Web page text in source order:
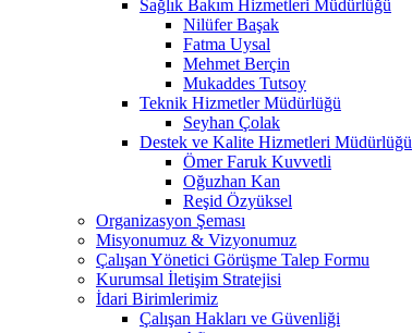
Sağlık Bakım Hizmetleri Müdürlüğü
Nilüfer Başak
Fatma Uysal
Mehmet Berçin
Mukaddes Tutsoy
Teknik Hizmetler Müdürlüğü
Seyhan Çolak
Destek ve Kalite Hizmetleri Müdürlüğü
Ömer Faruk Kuvvetli
Oğuzhan Kan
Reşid Özyüksel
Organizasyon Şeması
Misyonumuz & Vizyonumuz
Çalışan Yönetici Görüşme Talep Formu
Kurumsal İletişim Stratejisi
İdari Birimlerimiz
Çalışan Hakları ve Güvenliği